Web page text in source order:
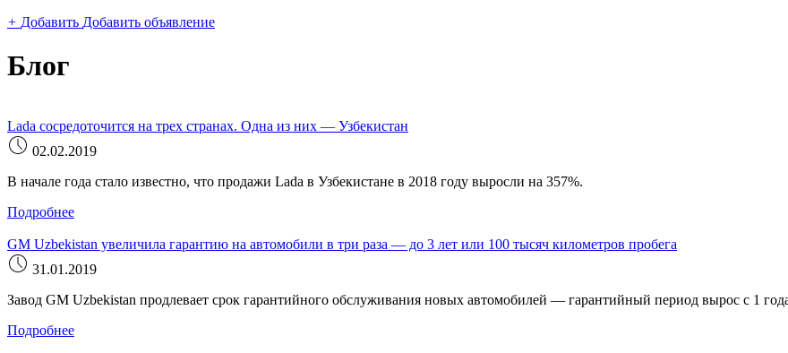
+ Добавить Добавить объявление
Блог
Lada сосредоточится на трех странах. Одна из них — Узбекистан
02.02.2019
В начале года стало известно, что продажи Lada в Узбекистане в 2018 году выросли на 357%.
Подробнее
GM Uzbekistan увеличила гарантию на автомобили в три раза — до 3 лет или 100 тысяч километров пробега
31.01.2019
Завод GM Uzbekistan продлевает срок гарантийного обслуживания новых автомобилей — гарантийный период вырос с 1
Подробнее